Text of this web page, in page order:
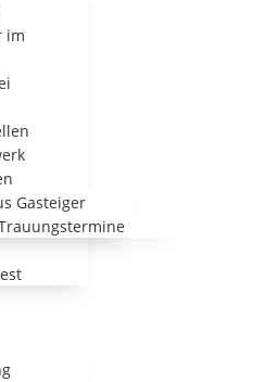
im
Gasteiger